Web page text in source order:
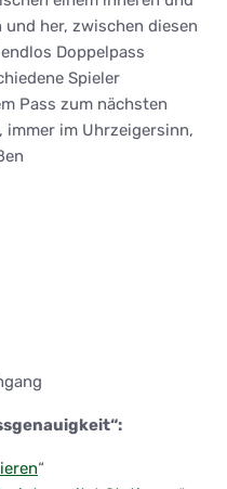
her, zwischen diesen
Doppelpass
Spieler
Pass zum nächsten
im Uhrzeigersinn,
“